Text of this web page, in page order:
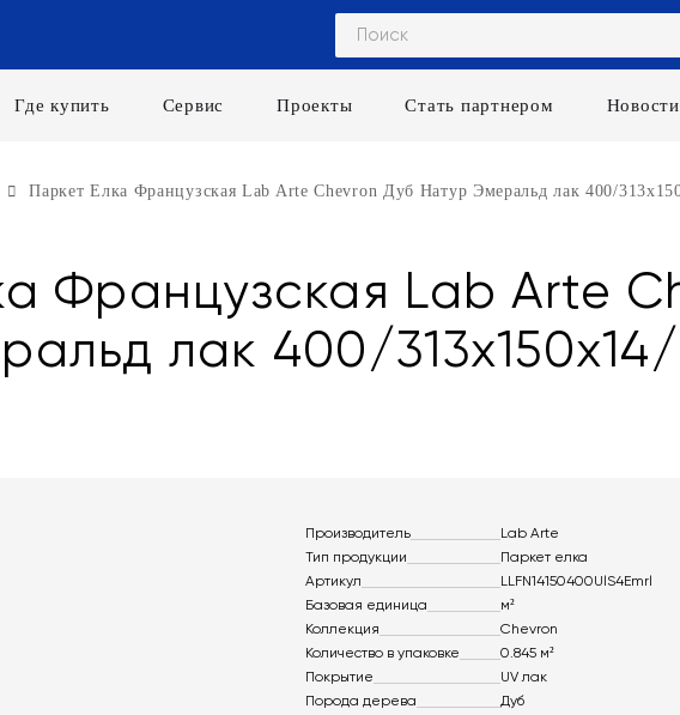
Где купить Сервис Проекты Стать партнером Новости
Паркет Елка Французская Lab Arte Chevron Дуб Натур Эмеральд лак 400/
Французская Lab Arte
лак 400/
Производитель
Lab Arte
Тип продукции
Паркет елка
Артикул
LLFN14150400UlS4Emrl
Базовая единица
м²
Коллекция
Chevron
Количество в упаковке
0.845 м²
Покрытие
UV лак
Порода дерева
Дуб